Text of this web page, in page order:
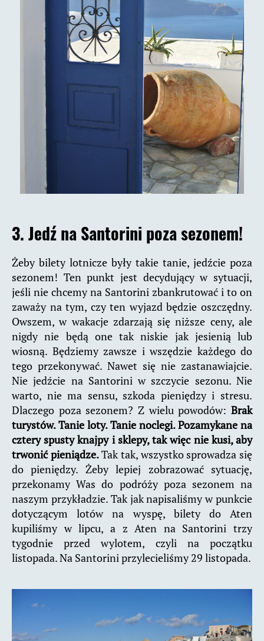
3. Jedź na Santorini poza sezonem!
Żeby bilety lotnicze były takie tanie, jedźcie poza
sezonem! Ten punkt jest decydujący w sytuacji,
jeśli nie chcemy na Santorini zbankrutować i to on
zaważy na tym, czy ten wyjazd będzie oszczędny.
Owszem, w wakacje zdarzają się niższe ceny, ale
nigdy nie będą one tak niskie jak jesienią lub
wiosną. Będziemy zawsze i wszędzie każdego do
tego przekonywać. Nawet się nie zastanawiajcie.
Nie jedźcie na Santorini w szczycie sezonu. Nie
warto, nie ma sensu, szkoda pieniędzy i stresu.
Dlaczego poza sezonem? Z wielu powodów: Brak
turystów. Tanie loty. Tanie noclegi. Pozamykane na
cztery spusty knajpy i sklepy, tak więc nie kusi, aby
trwonić pieniądze.Tak tak, wszystko sprowadza się
do pieniędzy. Żeby lepiej zobrazować sytuację,
przekonamy Was do podróży poza sezonem na
naszym przykładzie. Tak jak napisaliśmy w punkcie
dotyczącym lotów na wyspę, bilety do Aten
kupiliśmy w lipcu, a z Aten na Santorini trzy
tygodnie przed wylotem, czyli na początku
listopada. Na Santorini przylecieliśmy 29 listopada.